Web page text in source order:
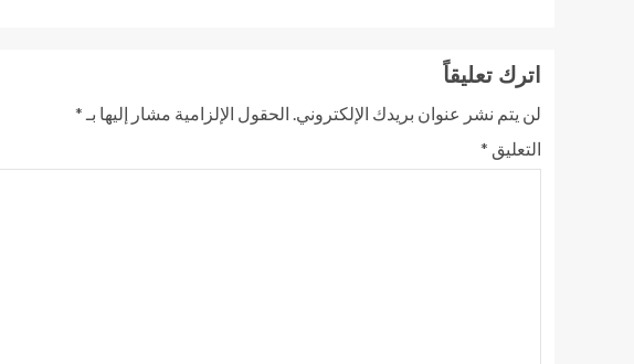
اترك تعليقاً
لن يتم نشر عنوان بريدك الإلكتروني. الحقول الإلزامية مشار إليها بـ *
التعليق *